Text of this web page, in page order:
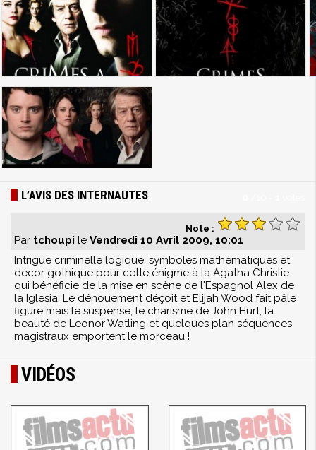
L’AVIS DES INTERNAUTES
Note :
Par tchoupi le Vendredi 10 Avril 2009, 10:01
Intrigue criminelle logique, symboles mathématiques et
décor gothique pour cette énigme à la Agatha Christie
qui bénéficie de la mise en scène de l'Espagnol Alex de
la Iglesia. Le dénouement déçoit et Elijah Wood fait pâle
figure mais le suspense, le charisme de John Hurt, la
beauté de Leonor Watling et quelques plan séquences
magistraux emportent le morceau !
VIDÉOS